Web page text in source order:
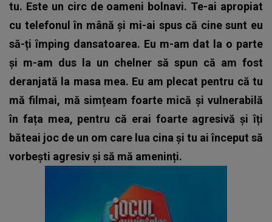
tu. Este un circ de oameni bolnavi. Te-ai apropiat
cu telefonul în mână și mi-ai spus că cine sunt eu
să-ți împing dansatoarea. Eu m-am dat la o parte
și m-am dus la un chelner să spun că am fost
deranjată la masa mea. Eu am plecat pentru că tu
mă filmai, mă simțeam foarte mică și vulnerabilă
în fața mea, pentru că erai foarte agresivă și îți
băteai joc de un om care lua cina și tu ai început să
vorbești agresiv și să mă ameninți.